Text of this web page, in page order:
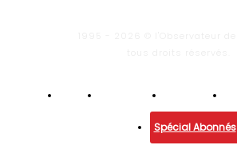
Spécial Abonnés